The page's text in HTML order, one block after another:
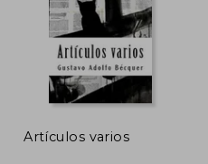
Artículos varios